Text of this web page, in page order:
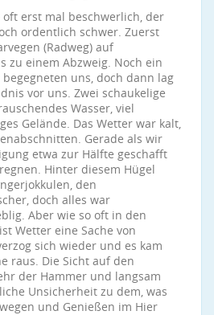
oft erst mal beschwerlich, der
ordentlich schwer. Zuerst
(Radweg) auf
zu einem Abzweig. Noch ein
uns, doch dann lag
vor uns. Zwei schaukelige
Wasser, viel
Gelände. Das Wetter war kalt,
Gerade als wir
etwa zur Hälfte geschafft
Hinter diesem Hügel
den
doch alles war
Aber wie so oft in den
Wetter eine Sache von
sich wieder und es kam
raus. Die Sicht auf den
der Hammer und langsam
Unsicherheit zu dem, was
und Genießen im Hier